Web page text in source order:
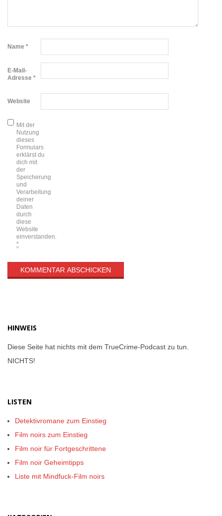
Name *
E-Mail-
Adresse *
Website
Mit der
Nutzung
dieses
Formulars
erklärst du
dich mit
der
Speicherung
und
Verarbeitung
deiner
Daten
durch
diese
Website
einverstanden.
*
HINWEIS
Diese Seite hat nichts mit dem TrueCrime-Podcast zu tun.
NICHTS!
LISTEN
Detektivromane zum Einstieg
Film noirs zum Einstieg
Film noir für Fortgeschrittene
Film noir Geheimtipps
Liste mit Mindfuck-Film noirs